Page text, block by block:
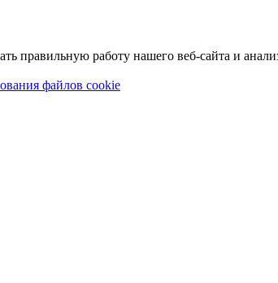
правильную работу нашего веб-сайта и
файлов cookie